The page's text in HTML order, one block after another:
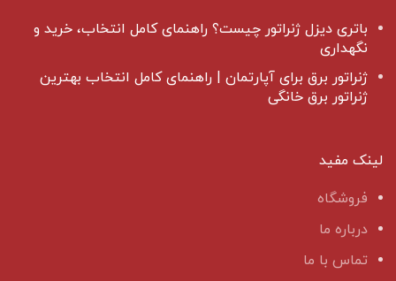
باتری دیزل ژنراتور چیست؟ راهنمای کامل انتخاب، خرید و
نگهداری
ژنراتور برق برای آپارتمان | راهنمای کامل انتخاب بهترین
ژنراتور برق خانگی
لینک مفید
فروشگاه
درباره ما
تماس با ما